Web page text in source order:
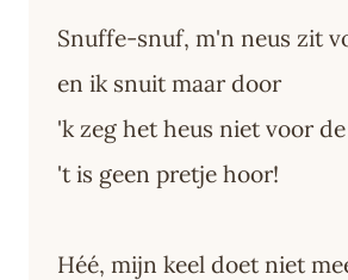
Snuffe-snuf, m'n neus zit
en ik snuit maar door
'k zeg het heus niet voor
't is geen pretje hoor!
Héé, mijn keel doet niet